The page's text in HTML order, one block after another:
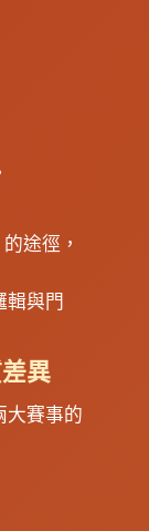
途徑，
輯與門
差異
大賽事的